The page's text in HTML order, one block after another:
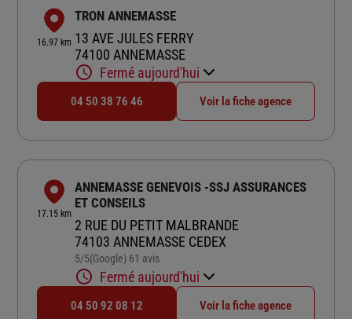
16.97 km
TRON ANNEMASSE
13 AVE JULES FERRY
74100 ANNEMASSE
Fermé aujourd'hui
04 50 38 76 46 Voir la fiche agence
17.15 km
ANNEMASSE GENEVOIS -SSJ ASSURANCES
ET CONSEILS
2 RUE DU PETIT MALBRANDE
74103 ANNEMASSE CEDEX
5/5Note de 5 sur 5
(Google) 61 avis
Fermé aujourd'hui
04 50 92 08 12 Voir la fiche agence